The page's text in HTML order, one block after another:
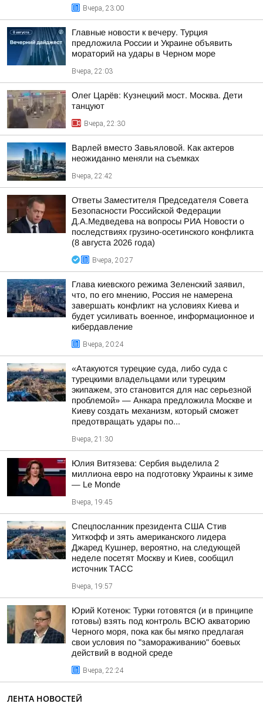
Вчера, 23:00
Главные новости к вечеру. Турция
предложила России и Украине объявить
мораторий на удары в Черном море
Вчера, 22:03
Олег Царёв: Кузнецкий мост. Москва. Дети
танцуют
Вчера, 22:30
Варлей вместо Завьяловой. Как актеров
неожиданно меняли на съемках
Вчера, 22:42
Ответы Заместителя Председателя Совета
Безопасности Российской Федерации
Д.А.Медведева на вопросы РИА Новости о
последствиях грузино-осетинского конфликта
(8 августа 2026 года)
Вчера, 20:27
Глава киевского режима Зеленский заявил,
что, по его мнению, Россия не намерена
завершать конфликт на условиях Киева и
будет усиливать военное, информационное и
кибердавление
Вчера, 20:24
«Атакуются турецкие суда, либо суда с
турецкими владельцами или турецким
экипажем, это становится для нас серьезной
проблемой» — Анкара предложила Москве и
Киеву создать механизм, который сможет
предотвращать удары по...
Вчера, 21:30
Юлия Витязева: Сербия выделила 2
миллиона евро на подготовку Украины к зиме
— Le Monde
Вчера, 19:45
Спецпосланник президента США Стив
Уиткофф и зять американского лидера
Джаред Кушнер, вероятно, на следующей
неделе посетят Москву и Киев, сообщил
источник ТАСС
Вчера, 19:57
Юрий Котенок: Турки готовятся (и в принципе
готовы) взять под контроль ВСЮ акваторию
Черного моря, пока как бы мягко предлагая
свои условия по "замораживанию" боевых
действий в водной среде
Вчера, 22:24
ЛЕНТА НОВОСТЕЙ